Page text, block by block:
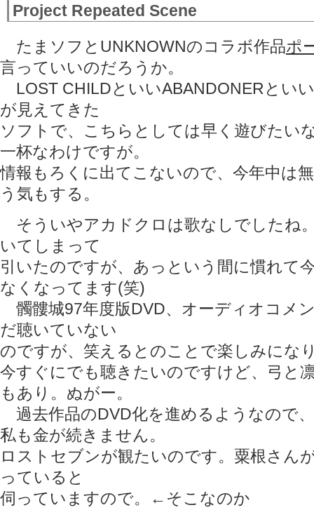
Project Repeated Scene
たまソフとUNKNOWNのコラボ作品ポ
言っていいのだろうか。
LOST CHILDといいABANDONERとい
が見えてきた
ソフトで、こちらとしては早く遊びたい
一杯なわけですが。
情報もろくに出てこないので、今年中は
う気もする。
そういやアカドクロは歌なしでしたね
いてしまって
引いたのですが、あっという間に慣れて
なくなってます(笑)
髑髏城97年度版DVD、オーディオコメ
だ聴いていない
のですが、笑えるとのことで楽しみにな
今すぐにでも聴きたいのですけど、弓と
もあり。ぬがー。
過去作品のDVD化を進めるようなので
私も金が続きません。
ロストセブンが観たいのです。粟根さん
っていると
伺っていますので。←そこなのか